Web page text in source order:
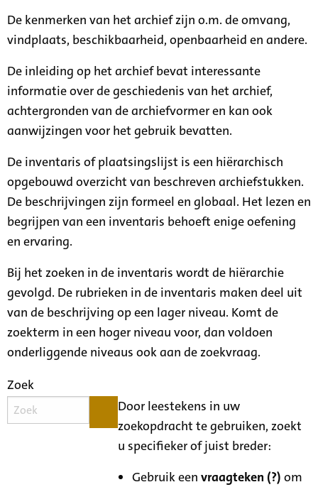
De kenmerken van het archief zijn o.m. de omvang,
vindplaats, beschikbaarheid, openbaarheid en andere.
De inleiding op het archief bevat interessante
informatie over de geschiedenis van het archief,
achtergronden van de archiefvormer en kan ook
aanwijzingen voor het gebruik bevatten.
De inventaris of plaatsingslijst is een hiërarchisch
opgebouwd overzicht van beschreven archiefstukken.
De beschrijvingen zijn formeel en globaal. Het lezen en
begrijpen van een inventaris behoeft enige oefening
en ervaring.
Bij het zoeken in de inventaris wordt de hiërarchie
gevolgd. De rubrieken in de inventaris maken deel uit
van de beschrijving op een lager niveau. Komt de
zoekterm in een hoger niveau voor, dan voldoen
onderliggende niveaus ook aan de zoekvraag.
Zoek
Door leestekens in uw
zoekopdracht te gebruiken, zoekt
u specifieker of juist breder:
Gebruik eenvraagteken (?) om